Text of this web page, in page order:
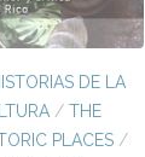
DE LA
/ THE
PLACES /